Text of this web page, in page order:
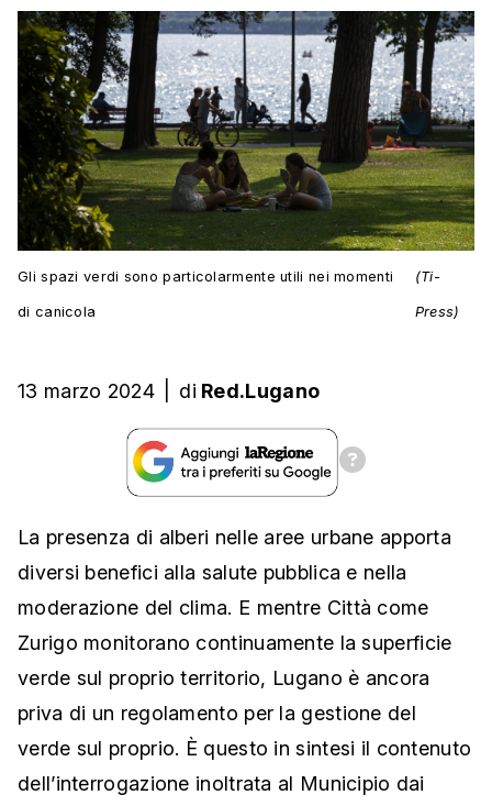
Gli spazi verdi sono particolarmente utili nei momenti
di canicola
(Ti-
Press)
13 marzo 2024 di Red.Lugano
La presenza di alberi nelle aree urbane apporta
diversi benefici alla salute pubblica e nella
moderazione del clima. E mentre Città come
Zurigo monitorano continuamente la superficie
verde sul proprio territorio, Lugano è ancora
priva di un regolamento per la gestione del
verde sul proprio. È questo in sintesi il contenuto
dell’interrogazione inoltrata al Municipio dai